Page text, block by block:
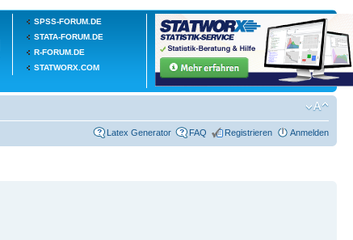
SPSS-FORUM.DE
STATA-FORUM.DE
R-FORUM.DE
STATWORX.COM
Latex Generator FAQ Registrieren Anmelden